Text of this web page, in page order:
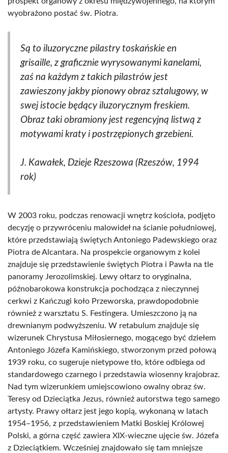
wyobrażono postać św. Piotra.
Są to iluzoryczne pilastry toskańskie en
grisaille, z graficznie wyrysowanymi kanelami,
zaś na każdym z takich pilastrów jest
zawieszony jakby pionowy obraz sztalugowy, w
swej istocie będący iluzorycznym freskiem.
Obraz taki obramiony jest regencyjną listwą z
motywami kraty i postrzępionych grzebieni.
J. Kawałek, Dzieje Rzeszowa (Rzeszów, 1994
rok)
W 2003 roku, podczas renowacji wnętrz kościoła, podjęto
decyzję o przywróceniu malowideł na ścianie południowej,
które przedstawiają świętych Antoniego Padewskiego oraz
Piotra de Alcantara. Na prospekcie organowym z kolei
znajduje się przedstawienie świętych Piotra i Pawła na tle
panoramy Jerozolimskiej. Lewy ołtarz to oryginalna,
późnobarokowa konstrukcja pochodząca z nieczynnej
cerkwi z Kańczugi koło Przeworska, prawdopodobnie
również z warsztatu S. Festingera. Umieszczono ją na
drewnianym podwyższeniu. W retabulum znajduje się
wizerunek Chrystusa Miłosiernego, mogącego być dziełem
Antoniego Józefa Kamińskiego, stworzonym przed połową
1939 roku, co sugeruje nietypowe tło, które odbiega od
standardowego czarnego i przedstawia wiosenny krajobraz.
Nad tym wizerunkiem umiejscowiono owalny obraz św.
Teresy od Dzieciątka Jezus, również autorstwa tego samego
artysty. Prawy ołtarz jest jego kopią, wykonaną w latach
1954–1956, z przedstawieniem Matki Boskiej Królowej
Polski, a górna część zawiera XIX-wieczne ujęcie św. Józefa
z Dzieciątkiem. Wcześniej znajdowało się tam mniejsze